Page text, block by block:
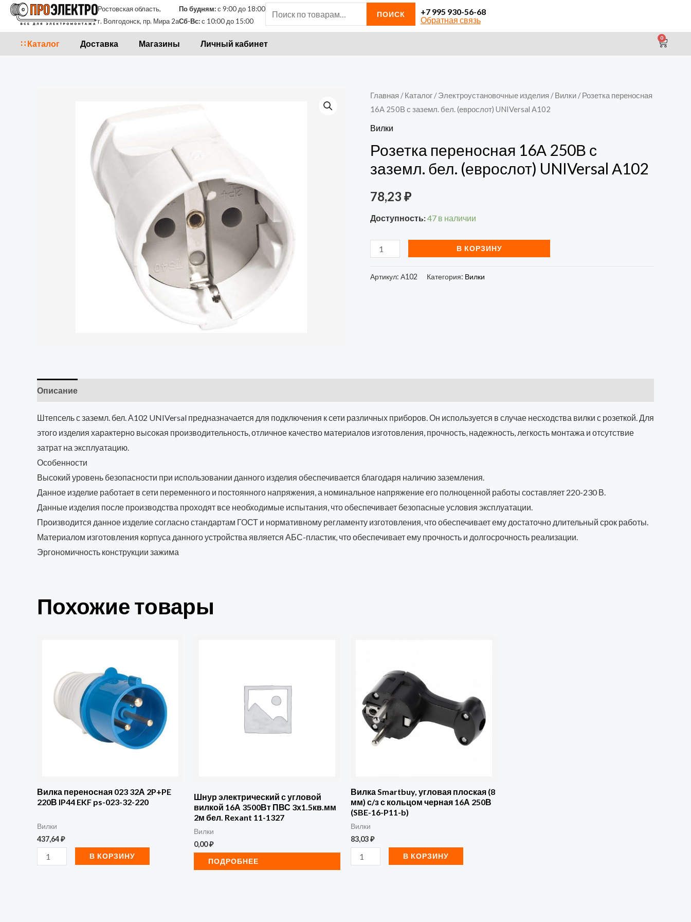
Перейти
Ростовская область,
г. Волгодонск, пр. Мира 2а
По будням:с 9:00 до 18:00
Сб-Вс:с 10:00 до 15:00
Искать: ПОИСК
+7 995 930-56-68
Обратная связь
∷ Каталог Доставка Магазины Личный кабинет
0
Главная /Каталог /Электроустановочные изделия /Вилки / Розетка переносная
16А 250В с заземл. бел. (еврослот) UNIVersal А102
Вилки
Розетка переносная 16А 250В с
заземл. бел. (еврослот) UNIVersal А102
78,23 ₽
Доступность:47 в наличии
Количество
товара
Розетка
16А
250В
заземл.
бел.
UNIVersal
А102
В КОРЗИНУ
Артикул: А102 Категория: Вилки
Описание
Штепсель с заземл. бел. А102 UNIVersal предназначается для подключения к сети различных приборов. Он используется в случае несходства вилки с розеткой. Для
этого изделия характерно высокая производительность, отличное качество материалов изготовления, прочность, надежность, легкость монтажа и отсутствие
затрат на эксплуатацию.
Особенности
Высокий уровень безопасности при использовании данного изделия обеспечивается благодаря наличию заземления.
Данное изделие работает в сети переменного и постоянного напряжения, а номинальное напряжение его полноценной работы составляет 220-230 В.
Данные изделия после производства проходят все необходимые испытания, что обеспечивает безопасные условия эксплуатации.
Производится данное изделие согласно стандартам ГОСТ и нормативному регламенту изготовления, что обеспечивает ему достаточно длительный срок работы.
Материалом изготовления корпуса данного устройства является АБС-пластик, что обеспечивает ему прочность и долгосрочность реализации.
Эргономичность конструкции зажима
Похожие товары
Вилка переносная 023 32А 2P+PE
220В IP44 EKF ps-023-32-220
Вилки
437,64₽
переносная
ps-
023-
220
В КОРЗИНУ
Шнур электрический с угловой
вилкой 16А 3500Вт ПВС 3х1.5кв.мм
2м бел. Rexant 11-1327
Вилки
0,00₽
ПОДРОБНЕЕ
Вилка Smartbuy, угловая плоская (8
мм) с/з с кольцом черная 16А 250В
(SBE-16-P11-b)
Вилки
83,03₽
Smartbuy,
угловая
плоская
с
кольцом
16А
250В
(SBE-
В КОРЗИНУ